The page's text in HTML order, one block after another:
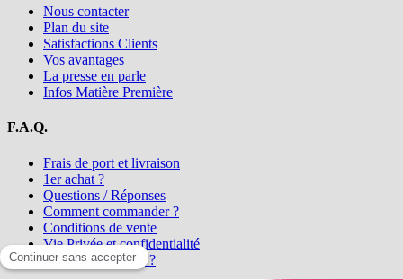
Nous contacter
Plan du site
Satisfactions Clients
Vos avantages
La presse en parle
Infos Matière Première
F.A.Q.
Frais de port et livraison
1er achat ?
Questions / Réponses
Comment commander ?
Conditions de vente
Vie Privée et confidentialité
Qui sommes-nous ?